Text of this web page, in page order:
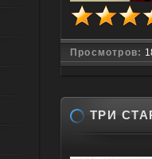
Просмотров:
ТРИ